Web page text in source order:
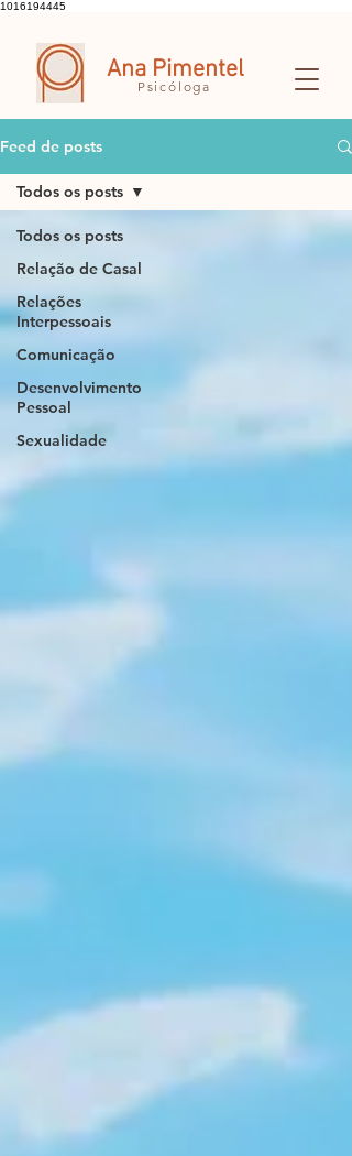
1016194445
Ana Pimentel
Psicóloga
Feed de posts
Todos os posts
Relação de Casal
Relações
Interpessoais
Comunicação
Desenvolvimento
Pessoal
Sexualidade
Todos os posts